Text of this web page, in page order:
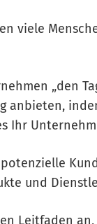
viele
„den
anbieten,
Ihr
und
Leitfaden